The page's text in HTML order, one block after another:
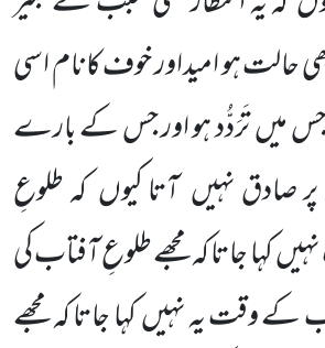
حالت ہو امیداور خوف کانام اسی
میں تَرَدُّد ہو اور جس کے بارے
صادق نہیں آتا کیوں کہ طلوعِ
کہا جاتا کہ مجھے طلوعِ آفتاب کی
وقت یہ نہیں کہا جاتا کہ مجھے